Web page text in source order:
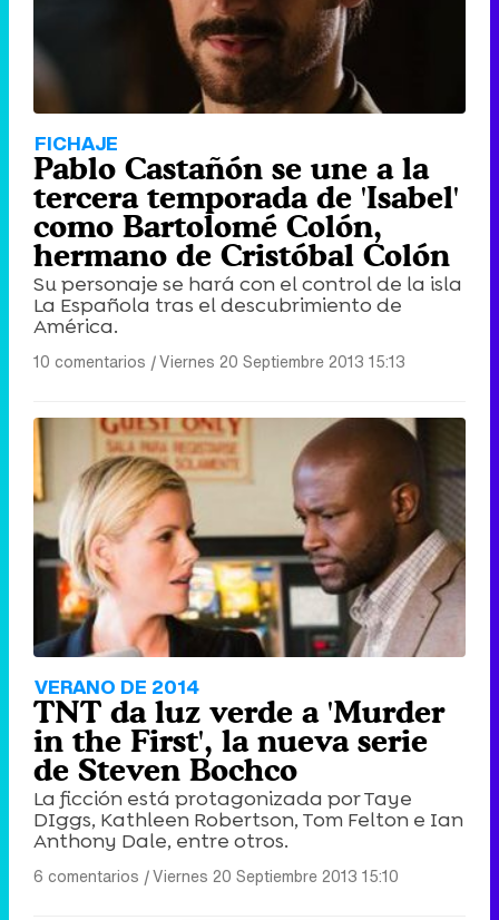
FICHAJE
Pablo Castañón se une a la
tercera temporada de 'Isabel'
como Bartolomé Colón,
hermano de Cristóbal Colón
Su personaje se hará con el control de la isla
La Española tras el descubrimiento de
América.
10 comentarios |Viernes 20 Septiembre 2013 15:13
VERANO DE 2014
TNT da luz verde a 'Murder
in the First', la nueva serie
de Steven Bochco
La ficción está protagonizada por Taye
DIggs, Kathleen Robertson, Tom Felton e Ian
Anthony Dale, entre otros.
6 comentarios |Viernes 20 Septiembre 2013 15:10